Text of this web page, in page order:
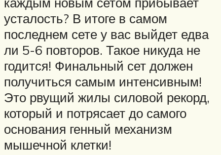
усталость? В итоге в самом
последнем сете у вас выйдет едва
ли 5-6 повторов. Такое никуда не
годится! Финальный сет должен
получиться самым интенсивным!
Это рвущий жилы силовой рекорд,
который и потрясает до самого
основания генный механизм
мышечной клетки!